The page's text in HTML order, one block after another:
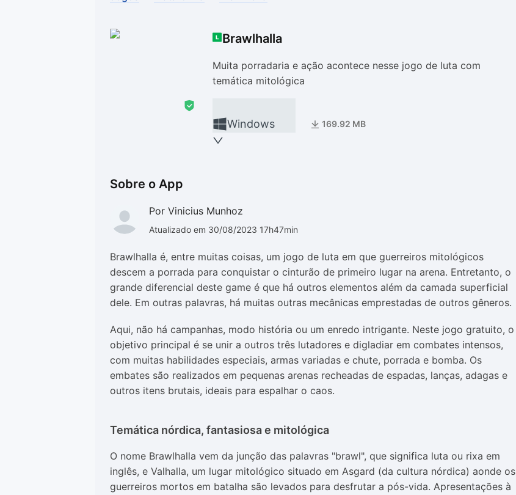
Brawlhalla
Muita porradaria e ação acontece nesse jogo de luta com
temática mitológica
Windows 169.92 MB
Sobre o App
Por Vinicius Munhoz
Atualizado em 30/08/2023 17h47min
Brawlhalla é, entre muitas coisas, um jogo de luta em que guerreiros mitológicos
descem a porrada para conquistar o cinturão de primeiro lugar na arena. Entretanto, o
grande diferencial deste game é que há outros elementos além da camada superficial
dele. Em outras palavras, há muitas outras mecânicas emprestadas de outros gêneros.
Aqui, não há campanhas, modo história ou um enredo intrigante. Neste jogo gratuito, o
objetivo principal é se unir a outros três lutadores e digladiar em combates intensos,
com muitas habilidades especiais, armas variadas e chute, porrada e bomba. Os
embates são realizados em pequenas arenas recheadas de espadas, lanças, adagas e
outros itens brutais, ideais para espalhar o caos.
Temática nórdica, fantasiosa e mitológica
O nome Brawlhalla vem da junção das palavras "brawl", que significa luta ou rixa em
inglês, e Valhalla, um lugar mitológico situado em Asgard (da cultura nórdica) aonde os
guerreiros mortos em batalha são levados para desfrutar a pós-vida. Apresentações à